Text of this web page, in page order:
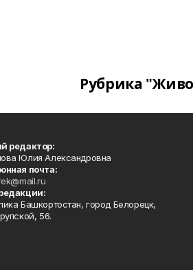
Рубрика
редактор:
Юлия Александровна
почта:
Башкортостан, город Белорецк,
56.